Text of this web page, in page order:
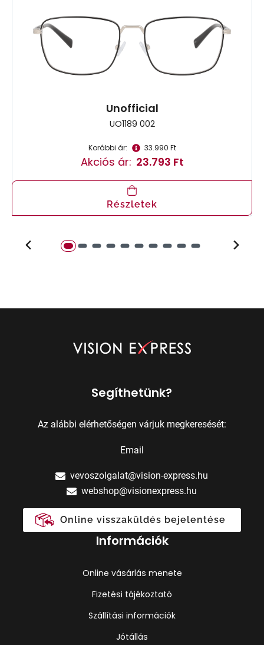
Unofficial
UO1189 002
Korábbi ár: 33.990 Ft
Akciós ár: 23.793 Ft
Részletek
Segíthetünk?
Az alábbi elérhetőségen várjuk megkeresését:
Email
vevoszolgalat@vision-express.hu
webshop@visionexpress.hu
Online visszaküldés bejelentése
Információk
Online vásárlás menete
Fizetési tájékoztató
Szállítási információk
Jótállás